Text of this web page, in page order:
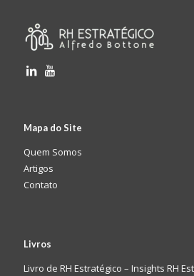
Mapa do Site
Quem Somos
Artigos
Contato
Livros
Livro de RH Estratégico – Insights RH